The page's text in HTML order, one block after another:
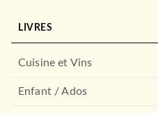
LIVRES
Cuisine et Vins
Enfant / Ados